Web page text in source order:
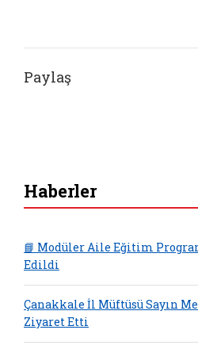
Paylaş
Haberler
📘 Modüler Aile Eğitim
Edildi
Çanakkale İl Müftüsü Sayın
Ziyaret Etti